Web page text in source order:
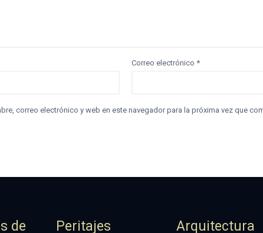
Correo electrónico *
correo electrónico y web en este navegador para la próxima vez que
de Peritajes Arquitectura